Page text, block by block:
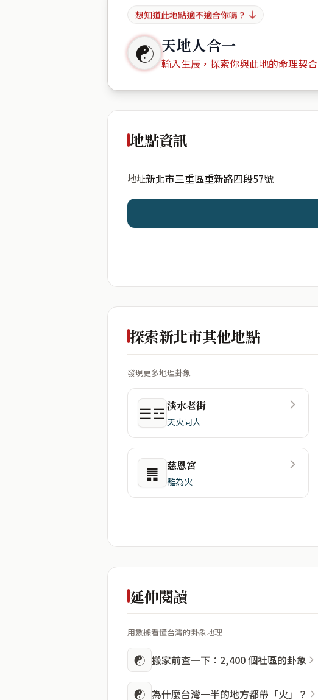
想知道此地點適不適合你嗎？
☯ 天地人合一
輸入生辰，探索你與此地的命理契合
地點資訊
地址新北市三重區重新路四段57號
探索新北市其他地點
發現更多地理卦象
☰☲淡水老街
天火同人
䷠ 慈恩宮
離為火
延伸閱讀
用數據看懂台灣的卦象地理
☯ 搬家前查一下：2,400 個社區的卦象
☯ 為什麼台灣一半的地方都帶「火」？